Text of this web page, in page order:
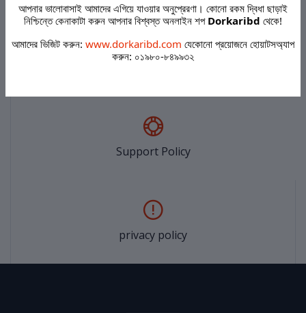
Support Policy
privacy policy
আপনার ভালোবাসাই আমাদের এগিয়ে যাওয়ার অনুপ্রেরণা। কোনো রকম দ্বিধা ছাড়াই
নিশ্চিন্তে কেনাকাটা করুন আপনার বিশ্বস্ত অনলাইন শপ Dorkaribd থেকে!
আমাদের ভিজিট করুন: www.dorkaribd.com যেকোনো প্রয়োজনে হোয়াটসঅ্যাপ
করুন: ০১৯৮০-৮৪৯৯৩২